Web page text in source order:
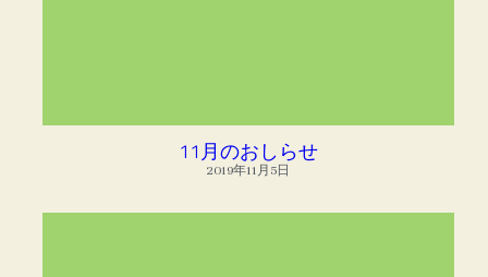
11月のおしらせ
2019年11月5日